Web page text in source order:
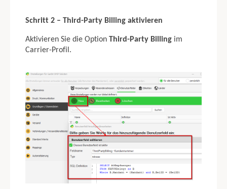
Schritt 2 – Third-Party Billing aktivieren
Aktivieren Sie die Option Third-Party Billing im
Carrier-Profil.